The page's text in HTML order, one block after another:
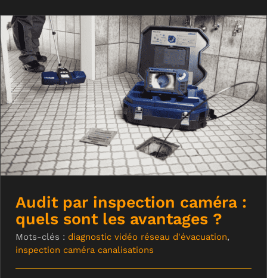
Audit par inspection caméra : quels
sont les avantages ?
Audit par inspection caméra :
quels sont les avantages ?
Mots-clés : diagnostic vidéo réseau d'évacuation,
inspection caméra canalisations